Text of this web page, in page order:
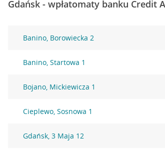
Gdańsk - wpłatomaty banku Credit
Banino, Borowiecka 2
Banino, Startowa 1
Bojano, Mickiewicza 1
Cieplewo, Sosnowa 1
Gdańsk, 3 Maja 12